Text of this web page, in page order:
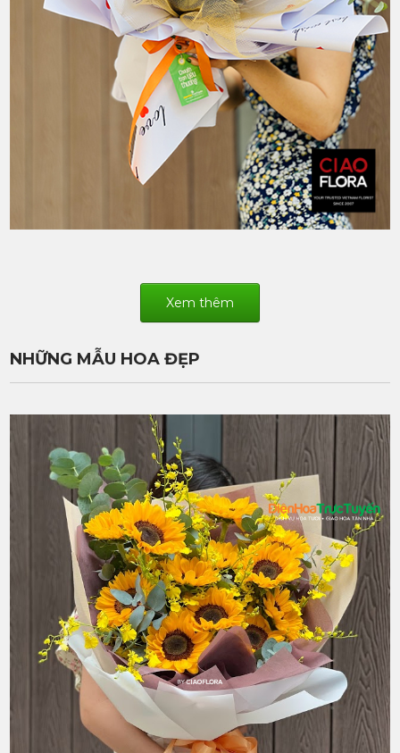
Xem thêm
NHỮNG MẪU HOA ĐẸP